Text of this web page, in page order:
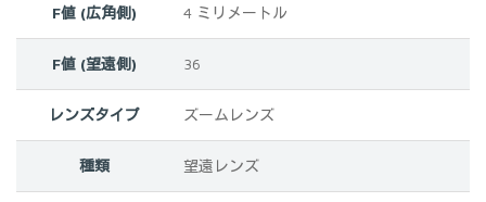
F値 (広角側) ‎4 ミリメートル
F値 (望遠側) ‎36
レンズタイプ ‎ズームレンズ
種類 ‎望遠レンズ